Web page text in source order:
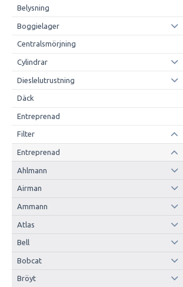
Belysning
Boggielager
Centralsmörjning
Cylindrar
Dieslelutrustning
Däck
Entreprenad
Filter
Entreprenad
Ahlmann
Airman
Ammann
Atlas
Bell
Bobcat
Bröyt